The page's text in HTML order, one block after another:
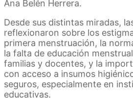
Ana Belén Herrera.
Desde sus distintas miradas,
reflexionaron sobre los
primera menstruación, la
la falta de educación
familias y docentes, y la
con acceso a insumos
seguros, especialmente en
educativas.